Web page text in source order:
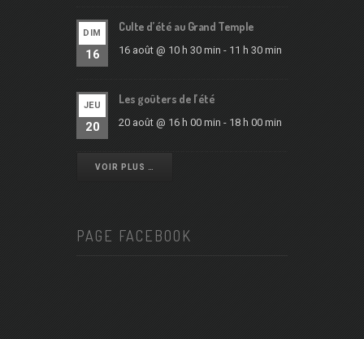
DIM
16
Culte d’été au Grand Temple
16 août @ 10 h 30 min - 11 h 30 min
JEU
20
Les goûters de l’été
20 août @ 16 h 00 min - 18 h 00 min
VOIR PLUS …
PAGE FACEBOOK